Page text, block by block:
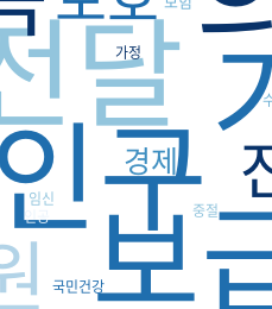
구
달
보
경제
가정
국민건강
임신
인공
중절